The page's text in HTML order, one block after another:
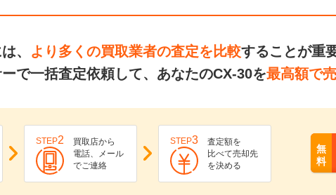
、 より多くの買取業者の査定を比較することが重
で一括査定依頼して、あなたのCX-30を最高額で
STEP2
買取店から
電話、メール
でご連絡
STEP3
査定額を
比べて売却先
を決める
無
料